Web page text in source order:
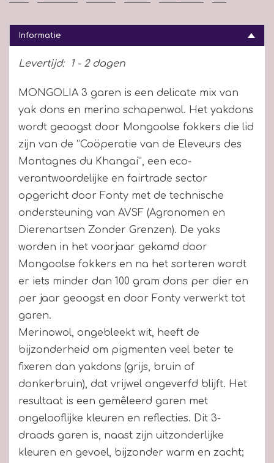
Informatie
Levertijd: 1 - 2 dagen
MONGOLIA 3 garen is een delicate mix van
yak dons en merino schapenwol. Het yakdons
wordt geoogst door Mongoolse fokkers die lid
zijn van de “Coöperatie van de Eleveurs des
Montagnes du Khangai”, een eco-
verantwoordelijke en fairtrade sector
opgericht door Fonty met de technische
ondersteuning van AVSF (Agronomen en
Dierenartsen Zonder Grenzen). De yaks
worden in het voorjaar gekamd door
Mongoolse fokkers en na het sorteren wordt
er iets minder dan 100 gram dons per dier en
per jaar geoogst en door Fonty verwerkt tot
garen.
Merinowol, ongebleekt wit, heeft de
bijzonderheid om pigmenten veel beter te
fixeren dan yakdons (grijs, bruin of
donkerbruin), dat vrijwel ongeverfd blijft. Het
resultaat is een gemêleerd garen met
ongelooflijke kleuren en reflecties. Dit 3-
draads garen is, naast zijn uitzonderlijke
kleuren en gevoel, bijzonder warm en zacht;